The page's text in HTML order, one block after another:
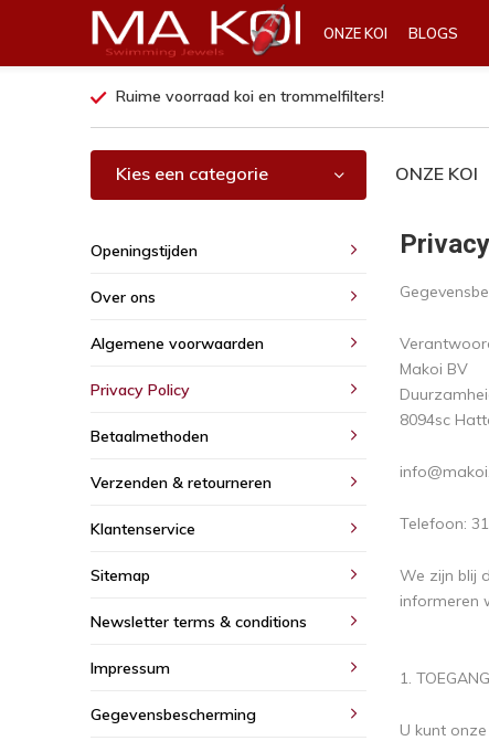
ONZE KOI BLOGS
Ruime voorraad koi en trommelfilters!
Kies een categorie ONZE KOI
Makoi BV
8094sc
Telefoon:
We zijn blij
informeren
1.
U kunt
Openingstijden
Over ons
Algemene voorwaarden
Privacy Policy
Betaalmethoden
Verzenden & retourneren
Klantenservice
Sitemap
Newsletter terms & conditions
Impressum
Gegevensbescherming